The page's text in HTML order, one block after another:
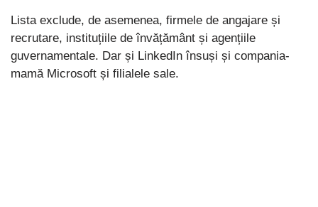
Lista exclude, de asemenea, firmele de angajare și
recrutare, instituțiile de învățământ și agențiile
guvernamentale. Dar și LinkedIn însuși și compania-
mamă Microsoft și filialele sale.